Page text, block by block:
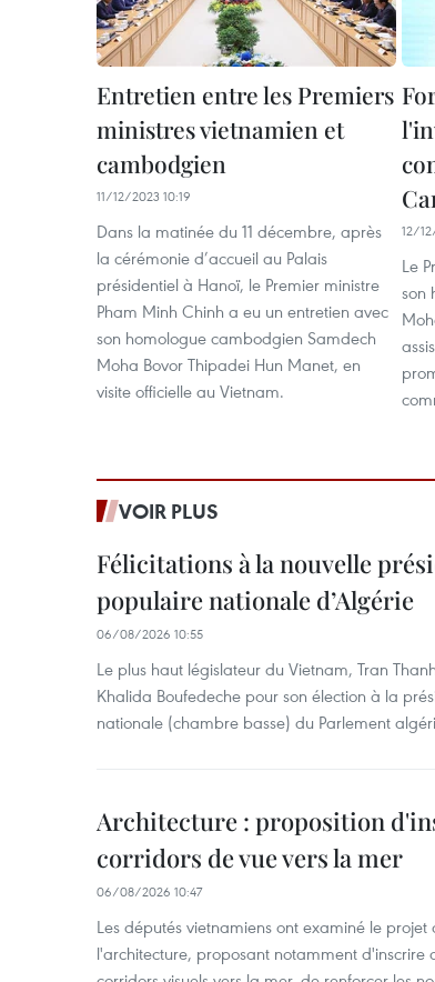
Entretien entre les Premiers
ministres vietnamien et
cambodgien
11/12/2023 10:19
Dans la matinée du 11 décembre, après
la cérémonie d’accueil au Palais
présidentiel à Hanoï, le Premier ministre
Pham Minh Chinh a eu un entretien avec
son homologue cambodgien Samdech
Moha Bovor Thipadei Hun Manet, en
visite officielle au Vietnam.
12/
Le
son
VOIR PLUS
Félicitations à la nouvelle
populaire nationale d’Algérie
06/08/2026 10:55
Le plus haut législateur du Vietnam, Tran
Khalida Boufedeche pour son élection à la
nationale (chambre basse) du Parlement
Architecture : proposition
corridors de vue vers la mer
06/08/2026 10:47
Les députés vietnamiens ont examiné le
l'architecture, proposant notamment